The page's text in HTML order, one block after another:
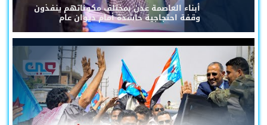
أبناء العاصمة عدن بمختلف مكوناتهم ينفذون
وقفة احتجاجية حاشدة أمام ديوان عام